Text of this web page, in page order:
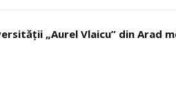
„Aurel Vlaicu” din Arad